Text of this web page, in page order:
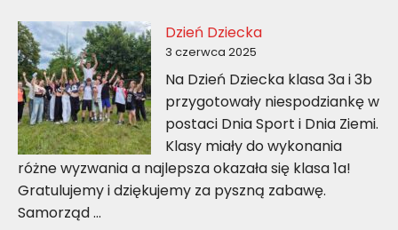
Dzień Dziecka
3 czerwca 2025
Na Dzień Dziecka klasa 3a i 3b
przygotowały niespodziankę w
postaci Dnia Sport i Dnia Ziemi.
Klasy miały do wykonania
różne wyzwania a najlepsza okazała się klasa 1a!
Gratulujemy i dziękujemy za pyszną zabawę.
Samorząd …